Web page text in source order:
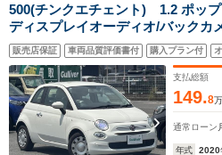
500(チンクエチェント) 1.2 ポッ
ディスプレイオーディオ/バックカ
ト/LEDヘッドライト/ドライブレコ
テアリング/スペアキー/保証書/取
販売店保証 車両品質評価書付 購入プラン付
支払総額
149.8
通常ローン
年式 2020